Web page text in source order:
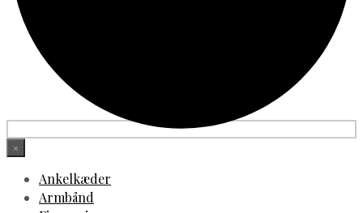
×
Ankelkæder
Armbånd